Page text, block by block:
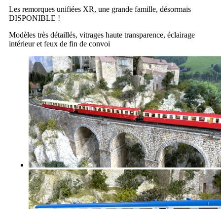
Les remorques unifiées XR, une grande famille, désormais
DISPONIBLE !
Modèles très détaillés, vitrages haute transparence, éclairage
intérieur et feux de fin de convoi